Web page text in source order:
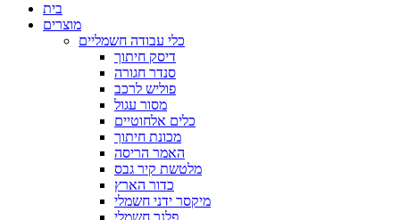
בית
מוצרים
כלי עבודה חשמליים
דיסק חיתוך
סנדר חגורה
פוליש לרכב
מסור עגול
כלים אלחוטיים
מכונת חיתוך
האמר הריסה
מלטשת קיר גבס
כדור הארץ
מיקסר ידני חשמלי
פלנר חשמלי